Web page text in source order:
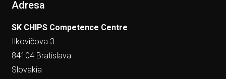
Adresa
SK CHIPS Competence Centre
Ilkovičova 3
84104 Bratislava
Slovakia